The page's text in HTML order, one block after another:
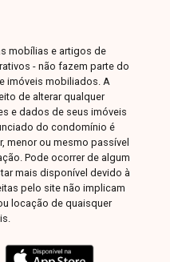
mobílias e artigos de
- não fazem parte do
imóveis mobiliados. A
de alterar qualquer
e dados de seus imóveis
do condomínio é
menor ou mesmo passível
Pode ocorrer de algum
mais disponível devido à
pelo site não implicam
locação de quaisquer